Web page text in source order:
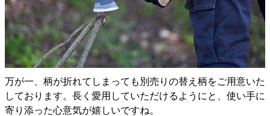
万が一、柄が折れてしまっても別売りの替え柄をご用意いた
しております。長く愛用していただけるようにと、使い手に
寄り添った心意気が嬉しいですね。